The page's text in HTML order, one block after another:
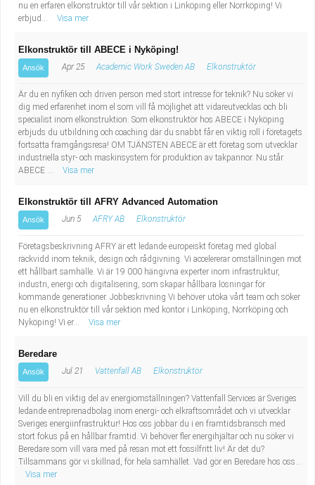
nu en erfaren elkonstruktör till vår sektion i Linköping eller Norrköping! Vi
erbjud...
Visa mer
Elkonstruktör till ABECE i Nyköping!
Ansök Apr 25 Academic Work Sweden AB Elkonstruktör
Är du en nyfiken och driven person med stort intresse för teknik? Nu söker vi
dig med erfarenhet inom el som vill få möjlighet att vidareutvecklas och bli
specialist inom elkonstruktion. Som elkonstruktör hos ABECE i Nyköping
erbjuds du utbildning och coaching där du snabbt får en viktig roll i företagets
fortsatta framgångsresa! OM TJÄNSTEN ABECE är ett företag som utvecklar
industriella styr- och maskinsystem för produktion av takpannor. Nu står
ABECE ...
Visa mer
Elkonstruktör till AFRY Advanced Automation
Ansök Jun 5 AFRY AB Elkonstruktör
Företagsbeskrivning AFRY är ett ledande europeiskt företag med global
räckvidd inom teknik, design och rådgivning. Vi accelererar omställningen mot
ett hållbart samhälle. Vi är 19 000 hängivna experter inom infrastruktur,
industri, energi och digitalisering, som skapar hållbara lösningar för
kommande generationer. Jobbeskrivning Vi behöver utöka vårt team och söker
nu en elkonstruktör till vår sektion med kontor i Linköping, Norrköping och
Nyköping! Vi er...
Visa mer
Beredare
Ansök Jul 21 Vattenfall AB Elkonstruktör
Vill du bli en viktig del av energiomställningen? Vattenfall Services är Sveriges
ledande entreprenadbolag inom energi- och elkraftsområdet och vi utvecklar
Sveriges energiinfrastruktur! Hos oss jobbar du i en framtidsbransch med
stort fokus på en hållbar framtid. Vi behöver fler energihjältar och nu söker vi
Beredare som vill vara med på resan mot ett fossilfritt liv! Är det du?
Tillsammans gör vi skillnad, för hela samhället. Vad gör en Beredare hos oss...
Visa mer